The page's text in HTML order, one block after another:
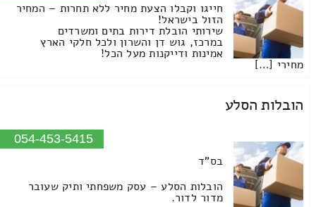
חייגו וקבלו הצעת מחיר ללא תחרות – המחיר
הזול בישראל!
שירותי הובלת דירות בתים ומשרדים
במרכז, גוש דן והשרון ולכל חלקי הארץ
אמינות ודייקנות מעל הכל!
מחירי […]
הובלות הסלע
054-453-5415
בס"ד
הובלות הסלע – עסק משפחתי ותיק שעובר
מדור לדור.